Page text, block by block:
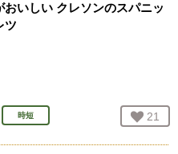
おいしい クレソンのスパニッ
ツ
時短 お気
21